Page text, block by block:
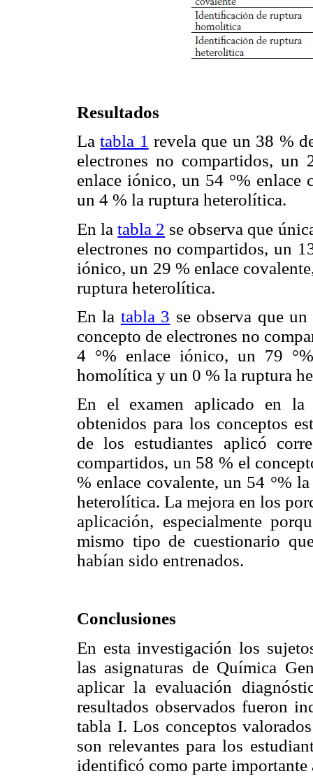
Resultados
Latabla 1 revela que un 38 %
electrones no compartidos, un
enlace iónico, un 54 °%
un 4 % la ruptura heterolítica.
En latabla 2 se observa que
electrones no compartidos, un
iónico, un 29 % enlace
ruptura heterolítica.
En la tabla 3 se observa que
concepto de electrones no
4 °% enlace iónico, un 79
homolítica y un 0 % la ruptura
En el examen aplicado en la
obtenidos para los conceptos
de los estudiantes aplicó
compartidos, un 58 % el
% enlace covalente, un 54 °%
heterolítica. La mejora en los
aplicación, especialmente
mismo tipo de cuestionario
habían sido entrenados.
Conclusiones
En esta investigación los
las asignaturas de Química
aplicar la evaluación
resultados observados fueron
tabla I. Los conceptos
son relevantes para los
identificó como parte importante